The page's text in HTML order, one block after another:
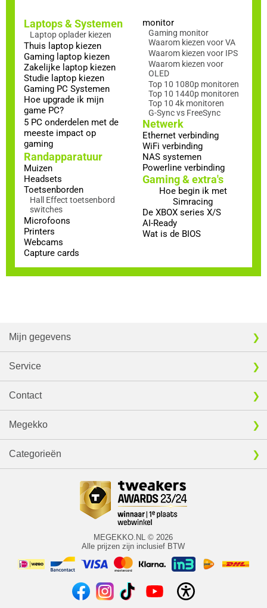
Laptops & Systemen
Laptop oplader kiezen
Thuis laptop kiezen
Gaming laptop kiezen
Zakelijke laptop kiezen
Studie laptop kiezen
Gaming PC Systemen
Hoe upgrade ik mijn
game PC?
5 PC onderdelen met de
meeste impact op
gaming
Randapparatuur
Muizen
Headsets
Toetsenborden
Hall Effect toetsenbord
switches
Microfoons
Printers
Webcams
Capture cards
monitor
Gaming monitor
Waarom kiezen voor VA
Waarom kiezen voor IPS
Waarom kiezen voor
OLED
Top 10 1080p monitoren
Top 10 1440p monitoren
Top 10 4k monitoren
G-Sync vs FreeSync
Netwerk
Ethernet verbinding
WiFi verbinding
NAS systemen
Powerline verbinding
Gaming & extra's
Hoe begin ik met
Simracing
De XBOX series X/S
AI-Ready
Wat is de BIOS
Mijn gegevens
Service
Contact
Megekko
Categorieën
MEGEKKO.NL © 2026
Alle prijzen zijn inclusief BTW